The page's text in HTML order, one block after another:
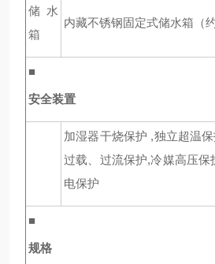
储水
箱
内藏不锈钢固定式储水箱（约
■
安全装置
加湿器干烧保护 ,独立超温
过载、过流保护,冷媒高压保
电保护
■
规格